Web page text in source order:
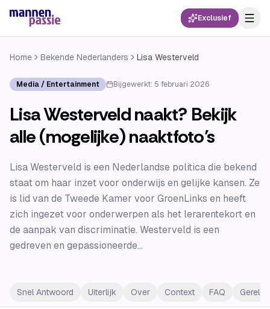
Exclusief
Home Bekende Nederlanders Lisa Westerveld
Media / Entertainment Bijgewerkt: 5 februari 2026
Lisa Westerveld naakt? Bekijk
alle (mogelijke) naaktfoto’s
Lisa Westerveld is een Nederlandse politica die bekend
staat om haar inzet voor onderwijs en gelijke kansen. Ze
is lid van de Tweede Kamer voor GroenLinks en heeft
zich ingezet voor onderwerpen als het lerarentekort en
de aanpak van discriminatie. Westerveld is een
gedreven en gepassioneerde...
Snel Antwoord Uiterlijk Over Context FAQ